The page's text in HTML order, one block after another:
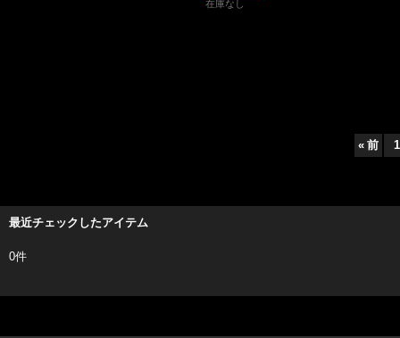
在庫なし
« 前 1
最近チェックしたアイテム
0件